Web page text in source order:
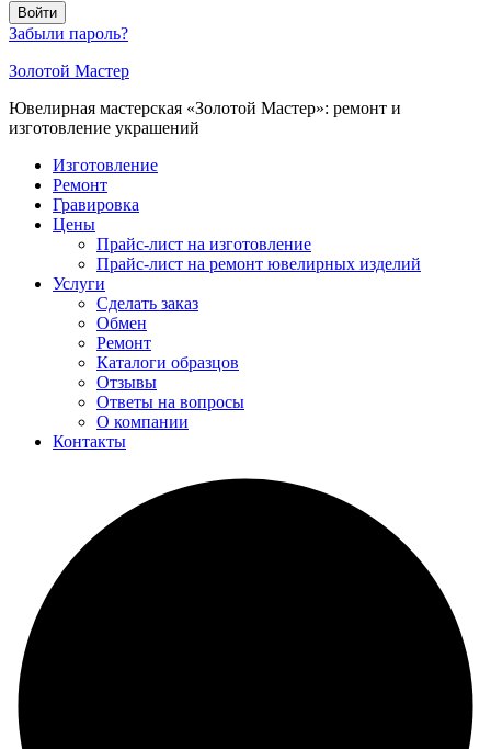
Войти
Забыли пароль?
Золотой Мастер
Ювелирная мастерская «Золотой Мастер»: ремонт и
изготовление украшений
Изготовление
Ремонт
Гравировка
Цены
Прайс-лист на изготовление
Прайс-лист на ремонт ювелирных изделий
Услуги
Сделать заказ
Обмен
Ремонт
Каталоги образцов
Отзывы
Ответы на вопросы
О компании
Контакты